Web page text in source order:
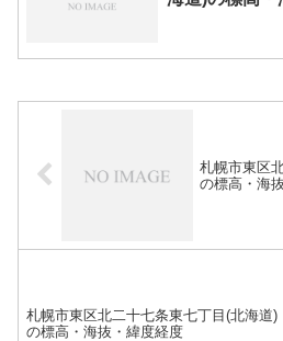
札幌市東区
の標高・海
札幌市東区北二十七条東七丁目(北海道)
の標高・海抜・緯度経度